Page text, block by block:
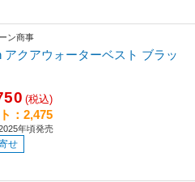
ン商事
アクアウォーターベスト ブラッ
(税込)
：2,475
年頃発売
せ